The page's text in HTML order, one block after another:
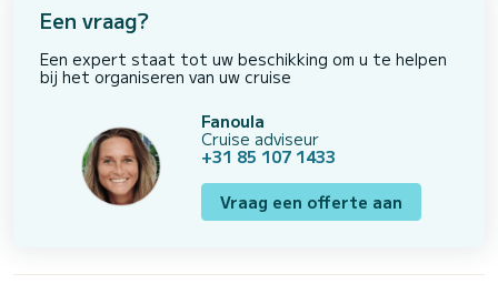
Een vraag?
Een expert staat tot uw beschikking om u te helpen
bij het organiseren van uw cruise
Fanoula
Cruise adviseur
+31 85 107 1433
Vraag een offerte aan